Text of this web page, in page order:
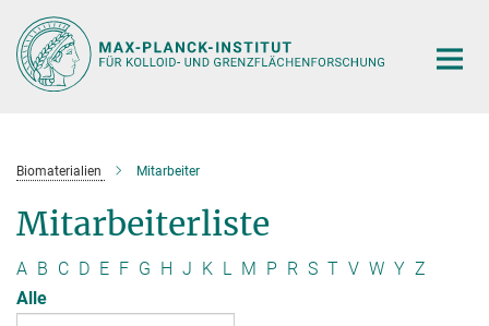
Hauptinhalt
Biomaterialien Mitarbeiter
Mitarbeiterliste
A B C D E F G H J K L M P R S T V W Y Z
Alle